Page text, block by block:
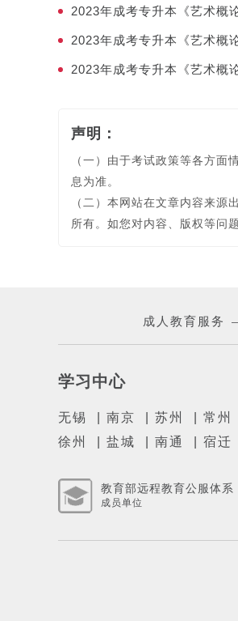
2023年成考专升本《艺术概
2023年成考专升本《艺术概
2023年成考专升本《艺术概
声明：
（一）由于考试政策等各方
息为准。
（二）本网站在文章内容来
所有。如您对内容、版权等问
成人教育服务
学习中心
无锡 南京 苏州 常州
徐州
盐城 南通 宿迁
教育部远程教育公服体系
成员单位